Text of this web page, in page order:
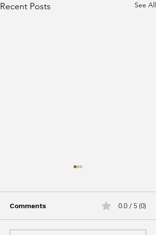
Recent Posts See All
Comments 0.0 / 5 (0)